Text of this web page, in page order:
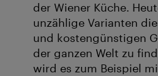
der Wiener Küche.
unzählige Varianten
und kostengünstigen
der ganzen Welt zu
wird es zum Beispiel